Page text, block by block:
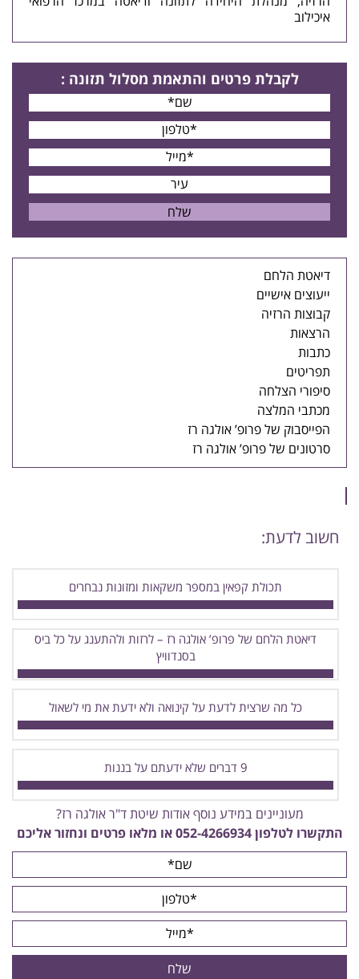
איכילוב
לקבלת פרטים והתאמת מסלול תזונה :
דיאטת הלחם
ייעוצים אישיים
קבוצות הרזיה
הרצאות
כתבות
תפריטים
סיפורי הצלחה
מכתבי המלצה
הפייסבוק של פרופ’ אולגה רז
סרטונים של פרופ’ אולגה רז
חשוב לדעת:
תכולת קפאין במספר משקאות ומזונות נבחרים
דיאטת הלחם של פרופ’ אולגה רז – לרזות ולהתענג על כל ביס
בסנדוויץ
כל מה שרצית לדעת על קינואה ולא ידעת את מי לשאול
9 דברים שלא ידעתם על בננות
מעוניינים במידע נוסף אודות שיטת ד"ר אולגה רז?
התקשרו לטלפון052-4266934 או מלאו פרטים ונחזור אליכם